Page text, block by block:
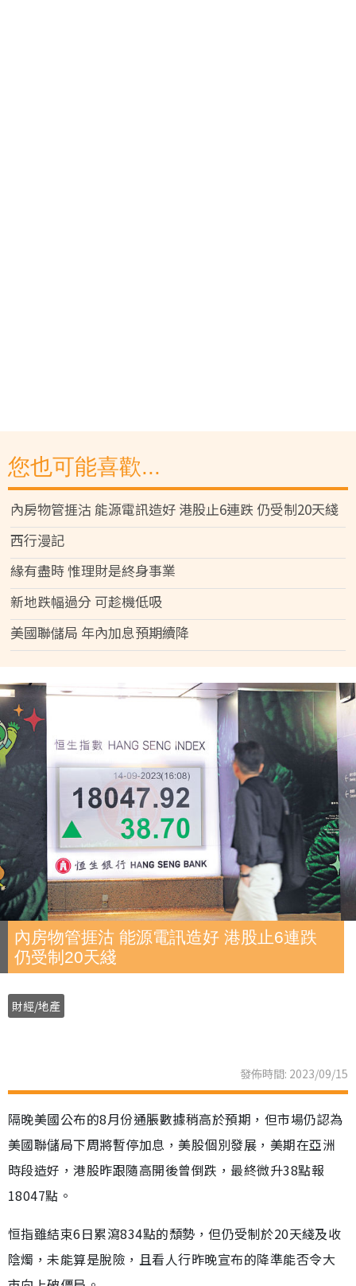
您也可能喜歡...
內房物管捱沽 能源電訊造好 港股止6連跌 仍受制20天綫
西行漫記
緣有盡時 惟理財是終身事業
新地跌幅過分 可趁機低吸
美國聯儲局 年內加息預期續降
內房物管捱沽 能源電訊造好 港股止6連跌
仍受制20天綫
財經/地產
發佈時間: 2023/09/15
隔晚美國公布的8月份通脹數據稍高於預期，但市場仍認為
美國聯儲局下周將暫停加息，美股個別發展，美期在亞洲
時段造好，港股昨跟隨高開後曾倒跌，最終微升38點報
18047點。
恒指雖結束6日累瀉834點的頹勢，但仍受制於20天綫及收
陰燭，未能算是脫險，且看人行昨晚宣布的降準能否令大